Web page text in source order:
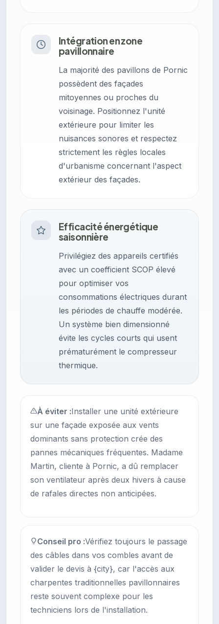
Intégration en zone
pavillonnaire
La majorité des pavillons de Pornic
possèdent des façades
mitoyennes ou proches du
voisinage. Positionnez l'unité
extérieure pour limiter les
nuisances sonores et respectez
strictement les règles locales
d'urbanisme concernant l'aspect
extérieur des façades.
Efficacité énergétique
saisonnière
Privilégiez des appareils certifiés
avec un coefficient SCOP élevé
pour optimiser vos
consommations électriques durant
les périodes de chauffe modérée.
Un système bien dimensionné
évite les cycles courts qui usent
prématurément le compresseur
thermique.
À éviter :Installer une unité extérieure
sur une façade exposée aux vents
dominants sans protection crée des
pannes mécaniques fréquentes. Madame
Martin, cliente à Pornic, a dû remplacer
son ventilateur après deux hivers à cause
de rafales directes non anticipées.
Conseil pro :Vérifiez toujours le passage
des câbles dans vos combles avant de
valider le devis à {city}, car l'accès aux
charpentes traditionnelles pavillonnaires
reste souvent complexe pour les
techniciens lors de l'installation.